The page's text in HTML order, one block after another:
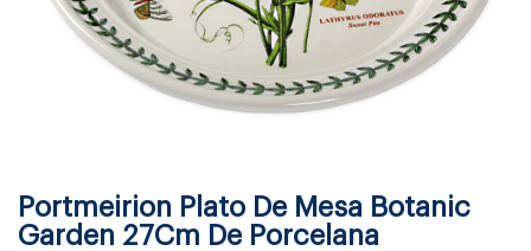
Portmeirion Plato De Mesa Botanic
Garden 27Cm De Porcelana